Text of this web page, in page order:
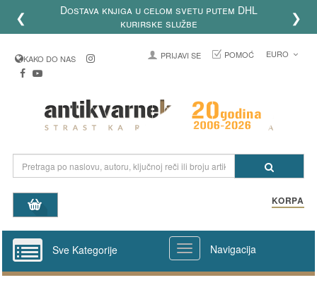
❮
Dostava knjiga u celom svetu putem DHL
kurirske službe
❯
KAKO DO NAS PRIJAVI SE POMOĆ EURO
KORPA
Sve Kategorije Navigacija